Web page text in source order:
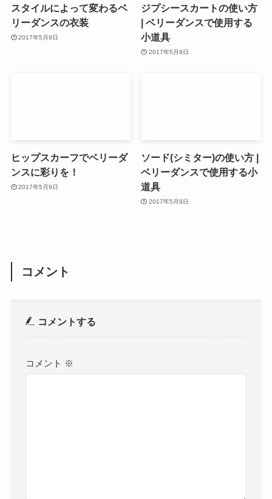
スタイルによって変わるベ
リーダンスの衣装
2017年5月9日
ジプシースカートの使い方
| ベリーダンスで使用する
小道具
2017年5月9日
ヒップスカーフでベリーダ
ンスに彩りを！
2017年5月9日
ソード(シミター)の使い方 |
ベリーダンスで使用する小
道具
2017年5月9日
コメント
コメントする
コメント ※